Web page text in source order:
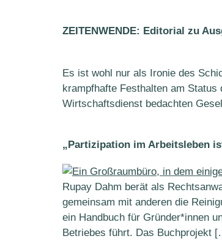
ZEITENWENDE: Editorial zu
Es ist wohl nur als Ironie des
krampfhafte Festhalten am
Wirtschaftsdienst bedachten
„Partizipation im Arbeitsleben
Rupay Dahm berät als
gemeinsam mit anderen die
ein Handbuch für Gründer*innen
Betriebes führt. Das Buchprojekt